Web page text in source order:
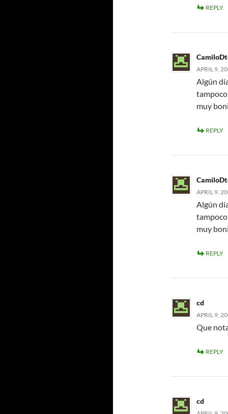
REPLY
APRIL 9,
Algún
muy
REPLY
APRIL 9,
Algún
muy
REPLY
cd
APRIL 9,
Que
REPLY
cd